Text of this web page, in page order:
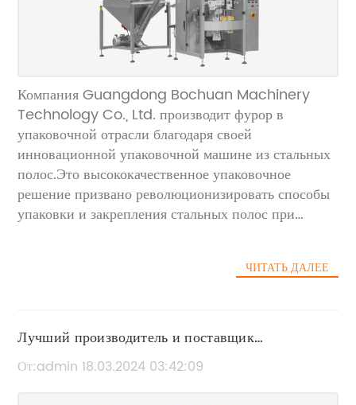
Компания Guangdong Bochuan Machinery
Technology Co., Ltd. производит фурор в
упаковочной отрасли благодаря своей
инновационной упаковочной машине из стальных
полос.Это высококачественное упаковочное
решение призвано революционизировать способы
упаковки и закрепления стальных полос при
компания разработала современное оборудование,
и передовым технологиям упаковочная машина из
процесс упаковки в различных отраслях.
ЧИТАТЬ ДАЛЕЕ
Лучший производитель и поставщик
упаковочных машин для гравия в Китае -
От:admin 18.03.2024 03:42:09